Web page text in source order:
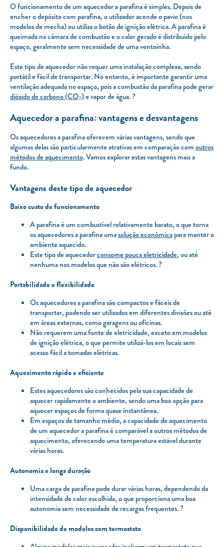
O funcionamento de um aquecedor a parafina é simples. Depois de
encher o depósito com parafina, o utilizador acende o pavio (nos
modelos de mecha) ou utiliza o botão de ignição elétrica. A parafina é
queimada na câmara de combustão e o calor gerado é distribuído pelo
espaço, geralmente sem necessidade de uma ventoinha.
Este tipo de aquecedor não requer uma instalação complexa, sendo
portátil e fácil de transportar. No entanto, é importante garantir uma
ventilação adequada no espaço, pois a combustão da parafina pode gerar
dióxido de carbono (CO₂)e vapor de água. ?
Aquecedor a parafina: vantagens e desvantagens
Os aquecedores a parafina oferecem várias vantagens, sendo que
algumas delas são particularmente atrativas em comparação comoutros
métodos de aquecimento. Vamos explorar estas vantagens mais a
fundo.
Vantagens deste tipo de aquecedor
Baixo custo de funcionamento
A parafina é um combustível relativamente barato, o que torna
os aquecedores a parafina umasolução económicapara manter o
ambiente aquecido.
Este tipo de aquecedorconsome pouca eletricidade, ou até
nenhuma nos modelos que não são elétricos. ?
Portabilidade e flexibilidade
Os aquecedores a parafina são compactos e fáceis de
transportar, podendo ser utilizados em diferentes divisões ou até
em áreas externas, como garagens ou oficinas.
Não requerem uma fonte de eletricidade, exceto em modelos
de ignição elétrica, o que permite utilizá-los em locais sem
acesso fácil a tomadas elétricas.
Aquecimento rápido e eficiente
Estes aquecedores são conhecidos pela sua capacidade de
aquecer rapidamente o ambiente, sendo uma boa opção para
aquecer espaços de forma quase instantânea.
Em espaços de tamanho médio, a capacidade de aquecimento
de um aquecedor a parafina é comparável a outros métodos de
aquecimento, oferecendo uma temperatura estável durante
várias horas.
Autonomia e longa duração
Uma carga de parafina pode durar várias horas, dependendo da
intensidade de calor escolhida, o que proporciona uma boa
autonomia sem necessidade de recargas frequentes. ?
Disponibilidade de modelos com termostato